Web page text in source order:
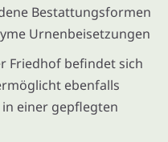
Bestattungsformen
Urnenbeisetzungen
Friedhof befindet sich
ebenfalls
einer gepflegten